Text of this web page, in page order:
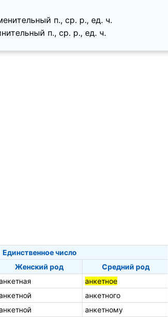
п., ср. p., ед. ч.
п., ср. p., ед. ч.
Единственное число
Женский род
Средний род
анкетное
анкетного
анкетному